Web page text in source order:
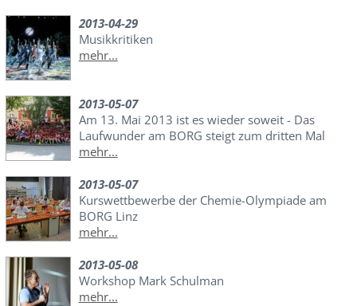
2013-04-29
Musikkritiken
mehr...
2013-05-07
Am 13. Mai 2013 ist es wieder soweit - Das
Laufwunder am BORG steigt zum dritten Mal
mehr...
2013-05-07
Kurswettbewerbe der Chemie-Olympiade am
BORG Linz
mehr...
2013-05-08
Workshop Mark Schulman
mehr...